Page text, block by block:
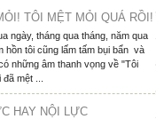
TÔI MỆT MỎI QUÁ RỒI!
ngày, tháng qua tháng, năm qua
hồn tôi cũng lấm tấm bụi bẩn và
những âm thanh vọng về "Tôi
mệt ...
HAY NỘI LỰC